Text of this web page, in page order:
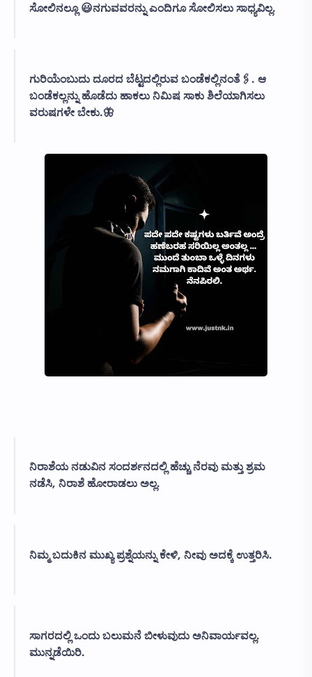
ಸೋಲಿನಲ್ಲೂ 😃ನಗುವವರನ್ನು ಎಂದಿಗೂ ಸೋಲಿಸಲು ಸಾಧ್ಯವಿಲ್ಲ.
ಗುರಿಯೆಂಬುದು ದೂರದ ಬೆಟ್ಟದಲ್ಲಿರುವ ಬಂಡೆಕಲ್ಲಿನಂತೆ🖇️. ಆ
ಬಂಡೆಕಲ್ಲನ್ನು ಹೊಡೆದು ಹಾಕಲು ನಿಮಿಷ ಸಾಕು ಶಿಲೆಯಾಗಿಸಲು
ವರುಷಗಳೇ ಬೇಕು.🦋
ನಿರಾಶೆಯ ನಡುವಿನ ಸಂದರ್ಶನದಲ್ಲಿ ಹೆಚ್ಚು ನೆರವು ಮತ್ತು ಶ್ರಮ
ನಡೆಸಿ, ನಿರಾಶೆ ಹೋರಾಡಲು ಅಲ್ಲ.
ನಿಮ್ಮ ಬದುಕಿನ ಮುಖ್ಯ ಪ್ರಶ್ನೆಯನ್ನು ಕೇಳಿ, ನೀವು ಅದಕ್ಕೆ ಉತ್ತರಿಸಿ.
ಸಾಗರದಲ್ಲಿ ಒಂದು ಬಲುಮನೆ ಬೀಳುವುದು ಅನಿವಾರ್ಯವಲ್ಲ.
ಮುನ್ನಡೆಯಿರಿ.